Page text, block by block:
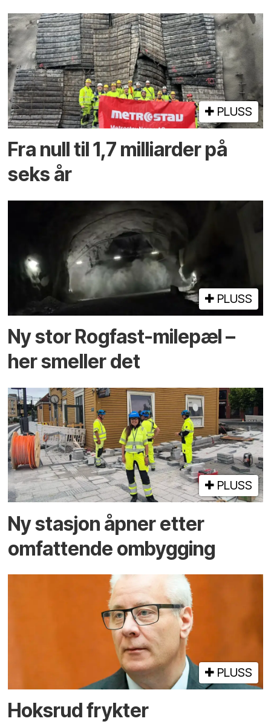
PLUSS
Fra null til 1,7 milliarder på
seks år
PLUSS
Ny stor Rogfast-milepæl –
her smeller det
PLUSS
Ny stasjon åpner etter
omfattende ombygging
PLUSS
Hoksrud frykter